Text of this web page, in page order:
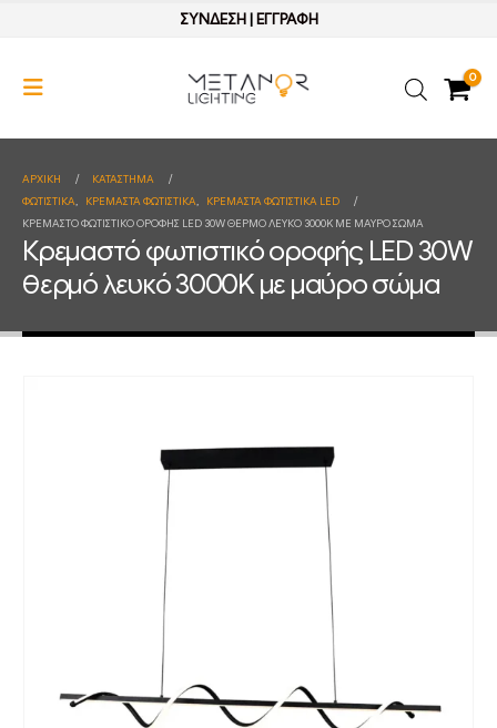
ΣΥΝΔΕΣΗ| ΕΓΓΡΑΦΗ
0
ΑΡΧΙΚΉ
ΚΑΤΆΣΤΗΜΑ
ΦΩΤΙΣΤΙΚΑ, ΚΡΕΜΑΣΤΑ ΦΩΤΙΣΤΙΚΑ,
ΚΡΕΜΑΣΤΑ ΦΩΤΙΣΤΙΚΑ LED
ΚΡΕΜΑΣΤΌ ΦΩΤΙΣΤΙΚΌ ΟΡΟΦΉΣ LED 30W ΘΕΡΜΌ ΛΕΥΚΌ 3000K ΜΕ ΜΑΎΡΟ ΣΏΜΑ
Κρεμαστό φωτιστικό οροφής LED 30W
θερμό λευκό 3000K με μαύρο σώμα